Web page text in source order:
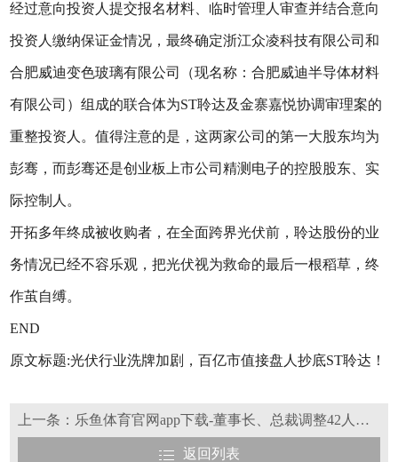
经过意向投资人提交报名材料、临时管理人审查并结合意向
投资人缴纳保证金情况，最终确定浙江众凌科技有限公司和
合肥威迪变色玻璃有限公司（现名称：合肥威迪半导体材料
有限公司）组成的联合体为ST聆达及金寨嘉悦协调审理案的
重整投资人。值得注意的是，这两家公司的第一大股东均为
彭骞，而彭骞还是创业板上市公司精测电子的控股股东、实
际控制人。
开拓多年终成被收购者，在全面跨界光伏前，聆达股份的业
务情况已经不容乐观，把光伏视为救命的最后一根稻草，终
作茧自缚。
END
原文标题:光伏行业洗牌加剧，百亿市值接盘人抄底ST聆达！
上一条：乐鱼体育官网app下载-董事长、总裁调整42人次，2024光伏人事调整调整详情！
返回列表